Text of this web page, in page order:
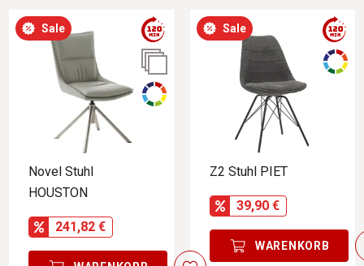
Sale
Novel Stuhl
HOUSTON
241,82 €
Sale
Z2 Stuhl PIET
39,90 €
WARENKORB